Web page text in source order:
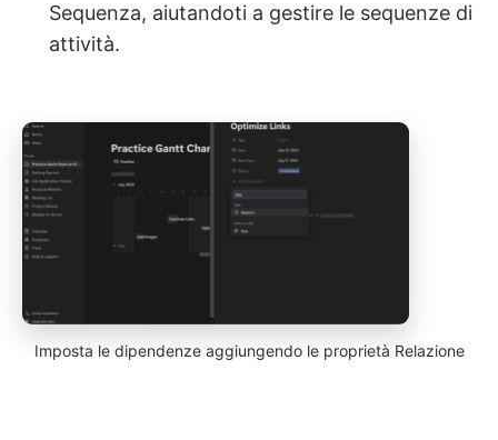
Sequenza, aiutandoti a gestire le sequenze di
attività.
Imposta le dipendenze aggiungendo le proprietà Relazione